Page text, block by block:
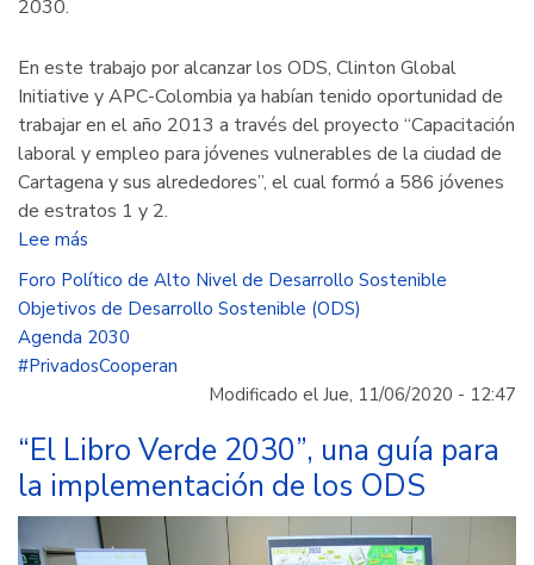
2030.
En este trabajo por alcanzar los ODS, Clinton Global
Initiative y APC-Colombia ya habían tenido oportunidad de
trabajar en el año 2013 a través del proyecto “Capacitación
laboral y empleo para jóvenes vulnerables de la ciudad de
Cartagena y sus alrededores”, el cual formó a 586 jóvenes
de estratos 1 y 2.
Lee más
Las
alianzas
público-
privadas
importancia
en
el
logro
de
Foro Político de Alto Nivel de Desarrollo Sostenible
Objetivos de Desarrollo Sostenible (ODS)
Agenda 2030
#PrivadosCooperan
Modificado el Jue, 11/06/2020 - 12:47
“El Libro Verde 2030”, una guía para
la implementación de los ODS